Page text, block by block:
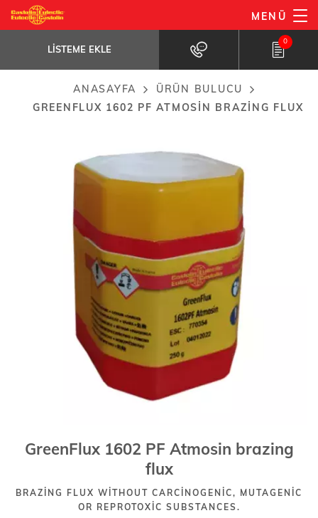
Ana
içeriğe
MENÜ
LISTEME EKLE
0
GreenFlux 1602 PF Atmosin brazing flux
LISTEME EKLE
Breadcrumb
ANASAYFA
ÜRÜN BULUCU
GREENFLUX 1602 PF ATMOSIN BRAZING FLUX
GreenFlux 1602 PF Atmosin brazing
flux
BRAZING FLUX WITHOUT CARCINOGENIC, MUTAGENIC
OR REPROTOXIC SUBSTANCES.